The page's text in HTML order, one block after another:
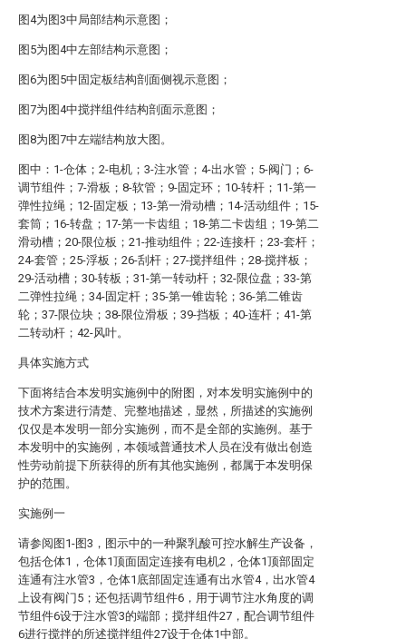
图4为图3中局部结构示意图；
图5为图4中左部结构示意图；
图6为图5中固定板结构剖面侧视示意图；
图7为图4中搅拌组件结构剖面示意图；
图8为图7中左端结构放大图。
图中：1-仓体；2-电机；3-注水管；4-出水管；5-阀门；6-
调节组件；7-滑板；8-软管；9-固定环；10-转杆；11-第一
弹性拉绳；12-固定板；13-第一滑动槽；14-活动组件；15-
套筒；16-转盘；17-第一卡齿组；18-第二卡齿组；19-第二
滑动槽；20-限位板；21-推动组件；22-连接杆；23-套杆；
24-套管；25-浮板；26-刮杆；27-搅拌组件；28-搅拌板；
29-活动槽；30-转板；31-第一转动杆；32-限位盘；33-第
二弹性拉绳；34-固定杆；35-第一锥齿轮；36-第二锥齿
轮；37-限位块；38-限位滑板；39-挡板；40-连杆；41-第
二转动杆；42-风叶。
具体实施方式
下面将结合本发明实施例中的附图，对本发明实施例中的
技术方案进行清楚、完整地描述，显然，所描述的实施例
仅仅是本发明一部分实施例，而不是全部的实施例。基于
本发明中的实施例，本领域普通技术人员在没有做出创造
性劳动前提下所获得的所有其他实施例，都属于本发明保
护的范围。
实施例一
请参阅图1-图3，图示中的一种聚乳酸可控水解生产设备，
包括仓体1，仓体1顶面固定连接有电机2，仓体1顶部固定
连通有注水管3，仓体1底部固定连通有出水管4，出水管4
上设有阀门5；还包括调节组件6，用于调节注水角度的调
节组件6设于注水管3的端部；搅拌组件27，配合调节组件
6进行搅拌的所述搅拌组件27设于仓体1中部。